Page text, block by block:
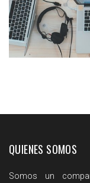
QUIENES SOMOS
Somos un